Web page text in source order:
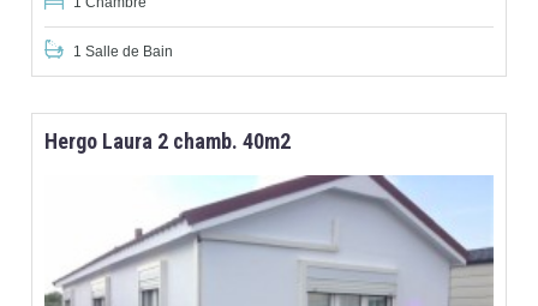
1 Salle de Bain
Hergo Laura 2 chamb. 40m2